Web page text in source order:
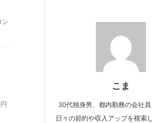
ン
こま
30代独身男、都内勤務の会社員
日々の節約や収入アップを模索